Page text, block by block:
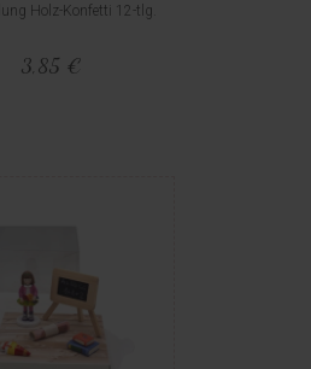
Holz-Konfetti 12-tlg.
3,85 €